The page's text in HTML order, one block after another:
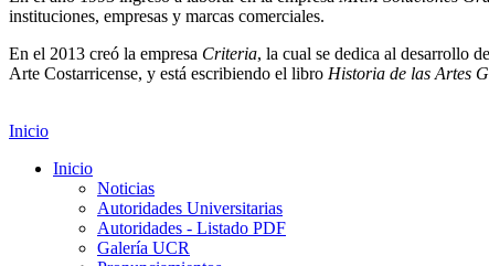
instituciones, empresas y marcas comerciales.
En el 2013 creó la empresa Criteria, la cual se dedica al desarrollo
Arte Costarricense, y está escribiendo el libro Historia de las Artes
Inicio
Inicio
Noticias
Autoridades Universitarias
Autoridades - Listado PDF
Galería UCR